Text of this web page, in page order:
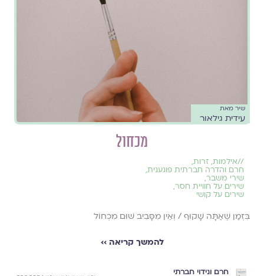
שיר מאת
עידית גילאור
מכחול
//אילמות, זרות,
חרם והדרה חברתית פוגענית,
שירי משבר,
שירים על חוויית חסר,
שירים על קושי
בִּזְמַן שֶׁאַתָּה שָׁקוּף / וְאֵין מִסָּבִיב שׁוּם מִכְחוֹל
להמשך קריאה ››
חרם ונידוי חברתי